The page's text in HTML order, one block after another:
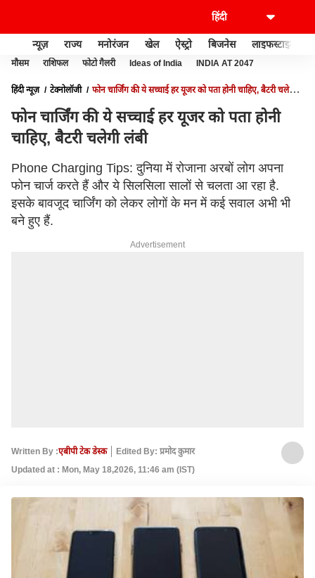
न्यूज़ राज्य मनोरंजन खेल ऐस्ट्रो बिजनेस लाइफस्टाइल
मौसम राशिफल फोटो गैलरी Ideas of India INDIA AT 2047
हिंदी न्यूज़ टेक्नोलॉजी
फोन चार्जिंग की ये सच्चाई हर यूजर को पता होनी चाहिए, बैटरी चलेगी
फोन चार्जिंग की ये सच्चाई हर यूजर को पता होनी
चाहिए, बैटरी चलेगी लंबी
Phone Charging Tips: दुनिया में रोजाना अरबों लोग अपना
फोन चार्ज करते हैं और ये सिलसिला सालों से चलता आ रहा है.
इसके बावजूद चार्जिंग को लेकर लोगों के मन में कई सवाल अभी भी
बने हुए हैं.
Advertisement
Written By :एबीपी टेक डेस्क
Edited By: प्रमोद कुमार
Updated at : Mon, May 18,2026, 11:46 am (IST)